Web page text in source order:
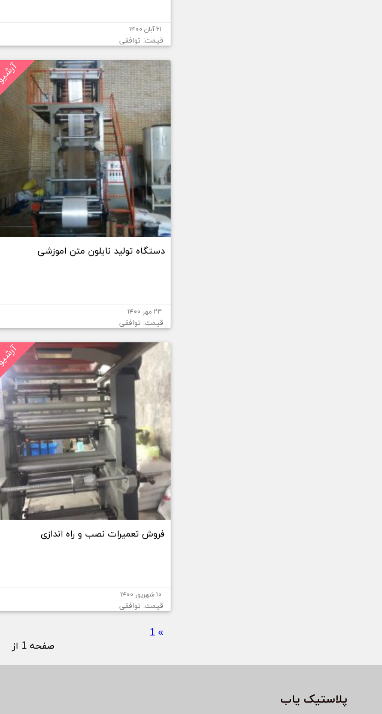
۲۱ آبان ۱۴۰۰
قیمت: توافقی
دستگاه تولید نایلون متن اموزشی
۲۳ مهر ۱۴۰۰
قیمت: توافقی
فروش تعمیرات نصب و راه اندازی
۱۰ شهریور ۱۴۰۰
قیمت: توافقی
»
1
صفحه 1 از 3
پلاستیک یاب